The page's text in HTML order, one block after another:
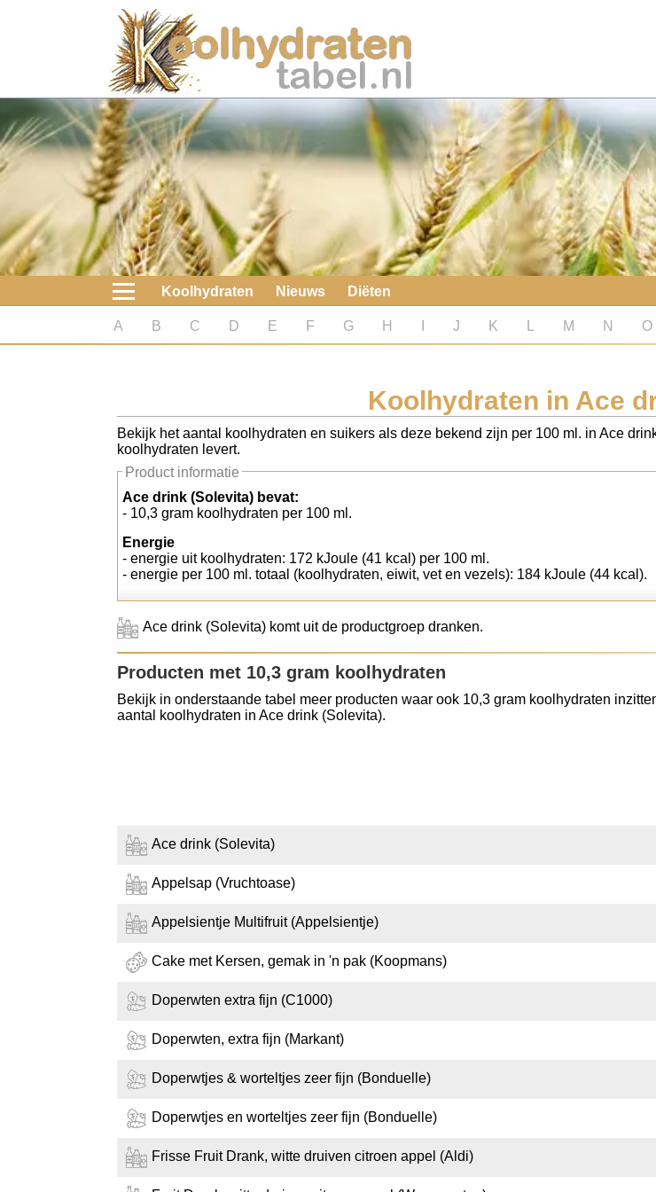
Koolhydraten
Nieuws
Koolhydraatarme diëten
Boeken
koolhydraatarme diëten
Diabetes test
Koolhydraten tellen
Koolhydraten Nieuws Diëten
A B C D E F G H J K M N O
Koolhydraten in Ace
Bekijk het aantal koolhydraten en suikers als deze bekend zijn per 100 ml. in Ace
koolhydraten levert.
Product informatie
Ace drink (Solevita) bevat:
- 10,3 gram koolhydraten per 100 ml.
Energie
- energie uit koolhydraten: 172 kJoule (41 kcal) per 100 ml.
- energie per 100 ml. totaal (koolhydraten, eiwit, vet en vezels): 184 kJoule (44 kcal).
Ace drink (Solevita) komt uit de productgroep dranken.
Producten met 10,3 gram koolhydraten
Bekijk in onderstaande tabel meer producten waar ook 10,3 gram koolhydraten
aantal koolhydraten in Ace drink (Solevita).
Ace drink (Solevita)
Appelsap (Vruchtoase)
Appelsientje Multifruit (Appelsientje)
Cake met Kersen, gemak in 'n pak (Koopmans)
Doperwten extra fijn (C1000)
Doperwten, extra fijn (Markant)
Doperwtjes & worteltjes zeer fijn (Bonduelle)
Doperwtjes en worteltjes zeer fijn (Bonduelle)
Frisse Fruit Drank, witte druiven citroen appel (Aldi)